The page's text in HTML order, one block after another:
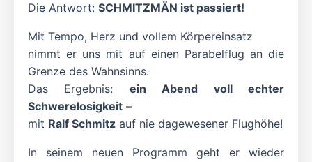
Die Antwort: SCHMITZMÄN ist passiert!
Mit Tempo, Herz und vollem Körpereinsatz
nimmt er uns mit auf einen Parabelflug an die
Grenze des Wahnsinns.
Das Ergebnis: ein Abend voll echter
Schwerelosigkeit –
mit Ralf Schmitz auf nie dagewesener Flughöhe!
In seinem neuen Programm geht er wieder